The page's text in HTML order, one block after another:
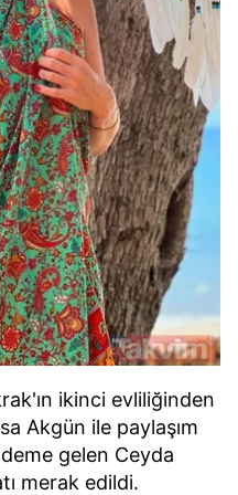
ikinci evliliğinden
Akgün ile paylaşım
gelen Ceyda
merak edildi.